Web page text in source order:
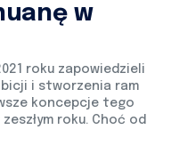
w
roku zapowiedzieli
i stworzenia ram
koncepcje tego
roku. Choć od